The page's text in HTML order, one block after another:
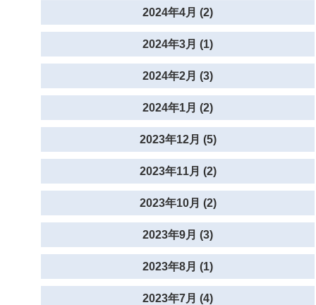
2024年4月 (2)
2024年3月 (1)
2024年2月 (3)
2024年1月 (2)
2023年12月 (5)
2023年11月 (2)
2023年10月 (2)
2023年9月 (3)
2023年8月 (1)
2023年7月 (4)